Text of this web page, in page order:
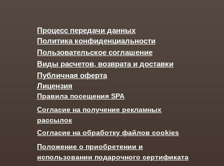
Процесс передачи данных
Публичная оферта
Виды расчетов, возврата и доставки
Пользовательское соглашение
Положение о приобретении и
использовании подарочного сертификата
Согласие на обработку файлов cookies
Согласие на получение рекламных
рассылок
Правила посещения SPA
Политика конфиденциальности
Лицензия